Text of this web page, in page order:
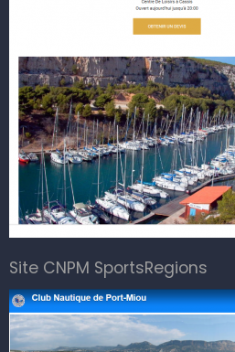
Site CNPM SportsRegions